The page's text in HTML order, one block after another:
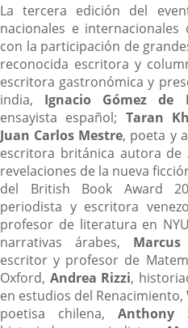
externa.
La tercera edición del
nacionales e
con la participación de
reconocida escritora y
escritora gastronómica y
india, Ignacio Gómez de
ensayista español; Taran
Juan Carlos Mestre, poeta y
escritora británica autora de
revelaciones de la nueva
del British Book Award
periodista y escritora
profesor de literatura en
narrativas árabes,
escritor y profesor de
Oxford, Andrea Rizzi,
en estudios del Renacimiento,
poetisa chilena, Anthony